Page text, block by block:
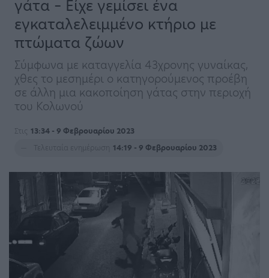
γάτα – Είχε γεμίσει ένα
εγκαταλελειμμένο κτήριο με
πτώματα ζώων
Σύμφωνα με καταγγελία 43χρονης γυναίκας,
χθες το μεσημέρι ο κατηγορούμενος προέβη
σε άλλη μια κακοποίηση γάτας στην περιοχή
του Κολωνού
Στις 13:34 - 9 Φεβρουαρίου 2023
Τελευταία ενημέρωση
14:19 - 9 Φεβρουαρίου 2023